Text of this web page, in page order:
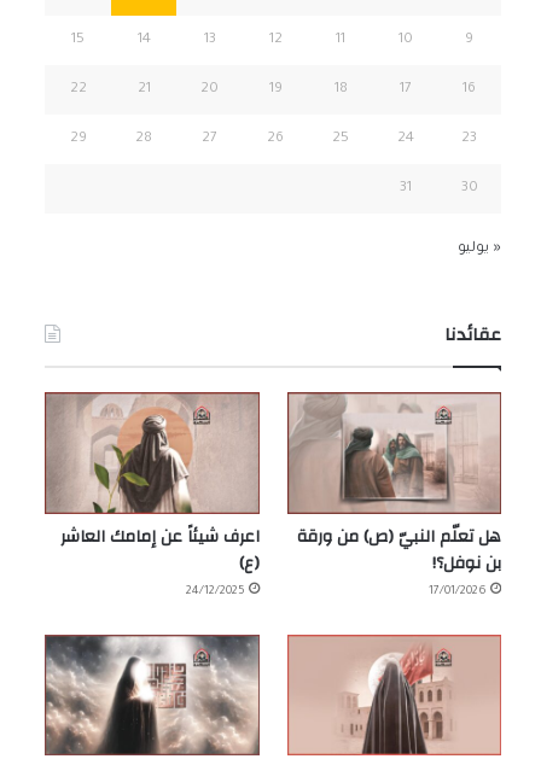
9
10
11
12
13
14
15
16
17
18
19
20
21
22
23
24
25
26
27
28
29
30
31
« يوليو
عقائدنا
هل تعلّم النبيّ (ص) من ورقة
بن نوفل؟!
17/01/2026
اعرف شيئاً عن إمامك العاشر
(ع)
24/12/2025